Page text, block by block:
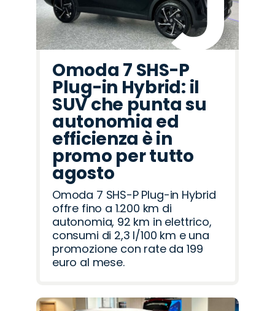
Omoda 7 SHS-P
Plug-in Hybrid: il
SUV che punta su
autonomia ed
efficienza è in
promo per tutto
agosto
Omoda 7 SHS-P Plug-in Hybrid
offre fino a 1.200 km di
autonomia, 92 km in elettrico,
consumi di 2,3 l/100 km e una
promozione con rate da 199
euro al mese.